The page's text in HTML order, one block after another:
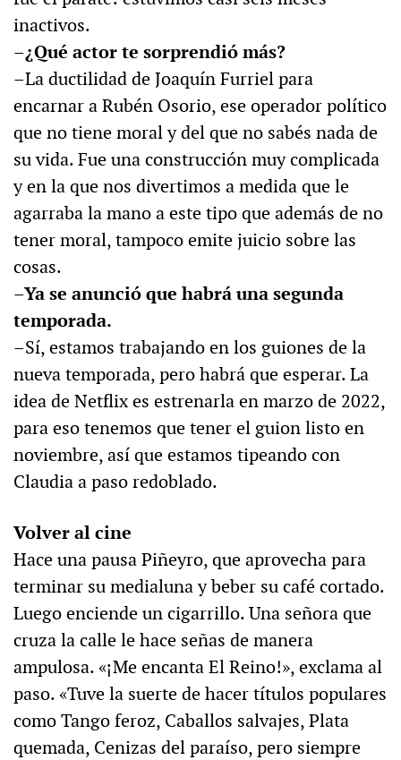
inactivos.
–¿Qué actor te sorprendió más?
–La ductilidad de Joaquín Furriel para
encarnar a Rubén Osorio, ese operador político
que no tiene moral y del que no sabés nada de
su vida. Fue una construcción muy complicada
y en la que nos divertimos a medida que le
agarraba la mano a este tipo que además de no
tener moral, tampoco emite juicio sobre las
cosas.
–Ya se anunció que habrá una segunda
temporada.
–Sí, estamos trabajando en los guiones de la
nueva temporada, pero habrá que esperar. La
idea de Netflix es estrenarla en marzo de 2022,
para eso tenemos que tener el guion listo en
noviembre, así que estamos tipeando con
Claudia a paso redoblado.
Volver al cine
Hace una pausa Piñeyro, que aprovecha para
terminar su medialuna y beber su café cortado.
Luego enciende un cigarrillo. Una señora que
cruza la calle le hace señas de manera
ampulosa. «¡Me encanta El Reino!», exclama al
paso. «Tuve la suerte de hacer títulos populares
como Tango feroz, Caballos salvajes, Plata
quemada, Cenizas del paraíso, pero siempre